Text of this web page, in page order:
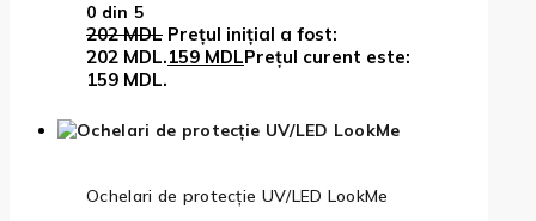
0 din 5
202MDL Prețul inițial a fost:
202 MDL.159 MDLPrețul curent este:
159 MDL.
Ochelari de protecție UV/LED LookMe